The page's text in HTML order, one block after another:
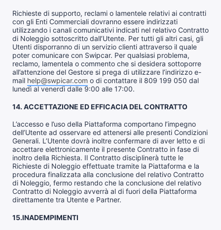
Richieste di supporto, reclami o lamentele relativi ai contratti
con gli Enti Commerciali dovranno essere indirizzati
utilizzando i canali comunicativi indicati nel relativo Contratto
di Noleggio sottoscritto dall’Utente. Per tutti gli altri casi, gli
Utenti disporranno di un servizio clienti attraverso il quale
poter comunicare con Swipcar. Per qualsiasi problema,
reclamo, lamentela o commento che si desidera sottoporre
all’attenzione del Gestore si prega di utilizzare l’indirizzo e-
mail help@swpicar.com o di contattare il 809 199 050 dal
lunedì al venerdì dalle 9:00 alle 17:00.
14. ACCETTAZIONE ED EFFICACIA DEL CONTRATTO
L’accesso e l’uso della Piattaforma comportano l’impegno
dell’Utente ad osservare ed attenersi alle presenti Condizioni
Generali. L’Utente dovrà inoltre confermare di aver letto e di
accettare elettronicamente il presente Contratto in fase di
inoltro della Richiesta. Il Contratto disciplinerà tutte le
Richieste di Noleggio effettuate tramite la Piattaforma e la
procedura finalizzata alla conclusione del relativo Contratto
di Noleggio, fermo restando che la conclusione del relativo
Contratto di Noleggio avverrà al di fuori della Piattaforma
direttamente tra Utente e Partner.
15.INADEMPIMENTI